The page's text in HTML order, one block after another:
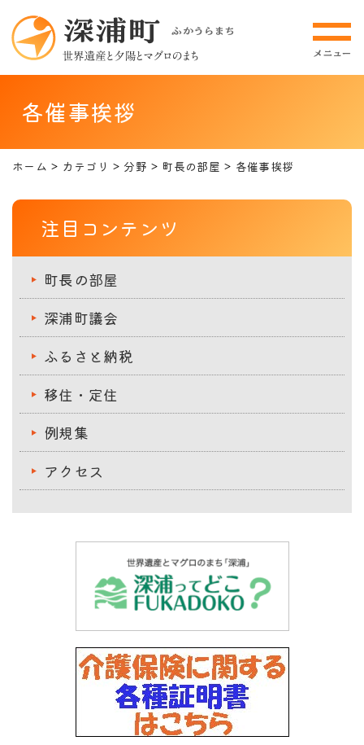
各催事挨拶
ホーム カテゴリ 分野 町長の部屋 各催事挨拶
注目コンテンツ
町長の部屋
深浦町議会
ふるさと納税
移住・定住
例規集
アクセス